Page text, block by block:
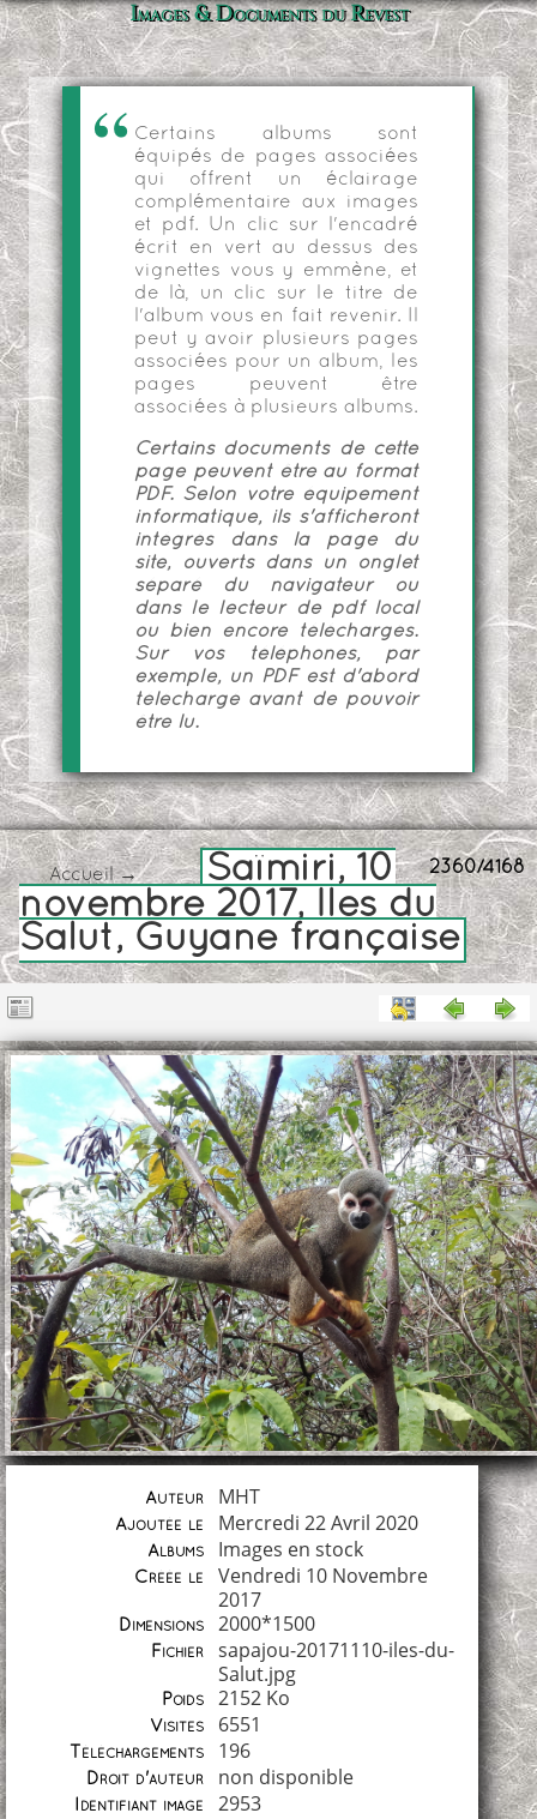
Images & Documents du Revest
Certains albums sont
équipés de pages associées
qui offrent un éclairage
complémentaire aux images
et pdf. Un clic sur l'encadré
écrit en vert au dessus des
vignettes vous y emmène, et
de là, un clic sur le titre de
l'album vous en fait revenir. Il
peut y avoir plusieurs pages
associées pour un album, les
pages peuvent être
associées à plusieurs albums.
Certains documents de cette
page peuvent être au format
PDF. Selon votre équipement
informatique, ils s'afficheront
intégrés dans la page du
site, ouverts dans un onglet
séparé du navigateur ou
dans le lecteur de pdf local
ou bien encore téléchargés.
Sur vos téléphones, par
exemple, un PDF est d'abord
téléchargé avant de pouvoir
être lu.
2360/4168
Accueil→
Saïmiri, 10
novembre 2017, Iles du
Salut, Guyane française
Auteur MHT
Ajoutée le Mercredi 22 Avril 2020
Albums Images en stock
Créée le
Vendredi 10 Novembre
2017
Dimensions 2000*1500
Fichier
sapajou-20171110-iles-du-
Salut.jpg
Poids 2152 Ko
Visites 6551
Téléchargements 196
Droit d'auteur non disponible
Identifiant image 2953